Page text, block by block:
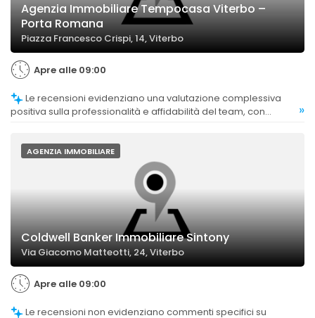
Agenzia Immobiliare Tempocasa Viterbo –
Porta Romana
Piazza Francesco Crispi, 14, Viterbo
Apre alle 09:00
positiva sulla professionalità e affidabilità del team, con
»
AGENZIA IMMOBILIARE
Coldwell Banker Immobiliare Sintony
Via Giacomo Matteotti, 24, Viterbo
Apre alle 09:00